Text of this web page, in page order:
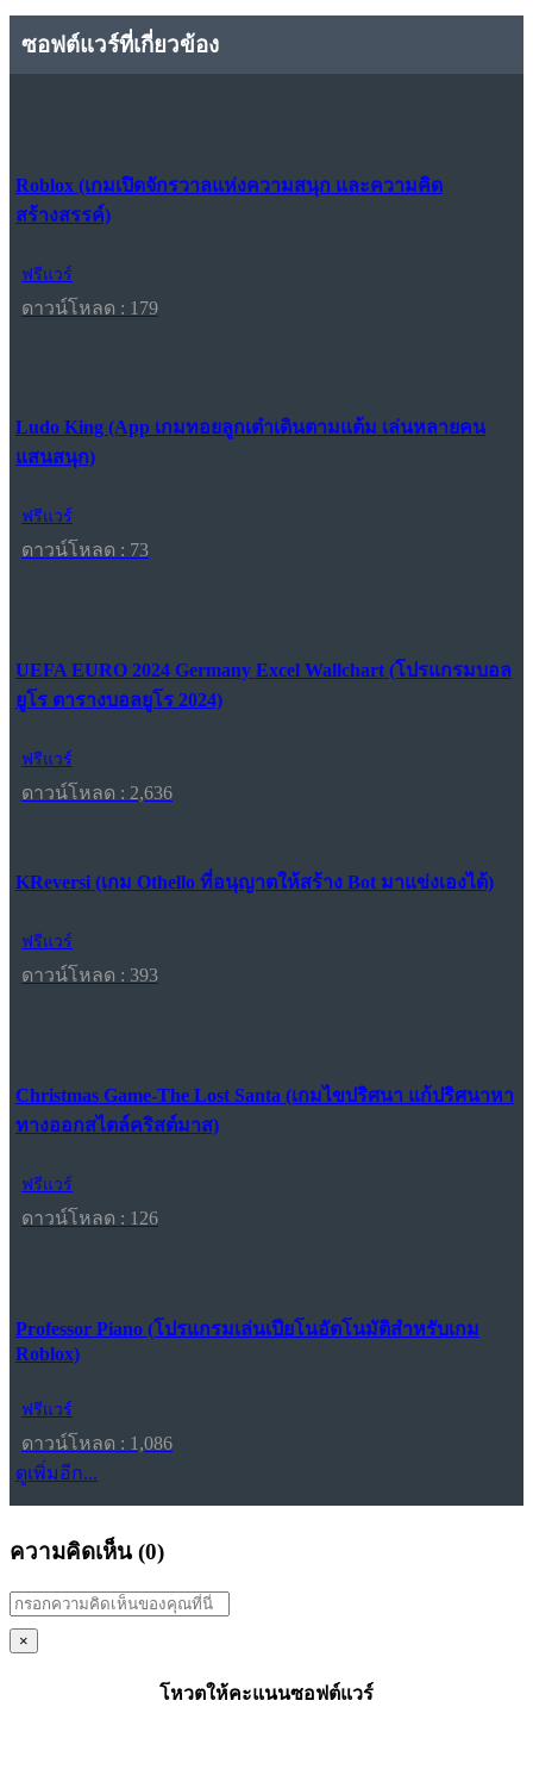
ซอฟต์แวร์ที่เกี่ยวข้อง
Roblox (เกมเปิดจักรวาลแห่งความสนุก และความคิด
สร้างสรรค์)
ฟรีแวร์
ดาวน์โหลด : 179
Ludo King (App เกมทอยลูกเต๋าเดินตามแต้ม เล่นหลายคน
แสนสนุก)
ฟรีแวร์
ดาวน์โหลด : 73
UEFA EURO 2024 Germany Excel Wallchart (โปรแกรมบอล
ยูโร ตารางบอลยูโร 2024)
ฟรีแวร์
ดาวน์โหลด : 2,636
KReversi (เกม Othello ที่อนุญาตให้สร้าง Bot มาแข่งเองได้)
ฟรีแวร์
ดาวน์โหลด : 393
Christmas Game-The Lost Santa (เกมไขปริศนา แก้ปริศนาหา
ทางออกสไตล์คริสต์มาส)
ฟรีแวร์
ดาวน์โหลด : 126
Professor Piano (โปรแกรมเล่นเปียโนอัตโนมัติสำหรับเกม
Roblox)
ฟรีแวร์
ดาวน์โหลด : 1,086
ดูเพิ่มอีก...
ความคิดเห็น (0)
×
โหวตให้คะแนนซอฟต์แวร์